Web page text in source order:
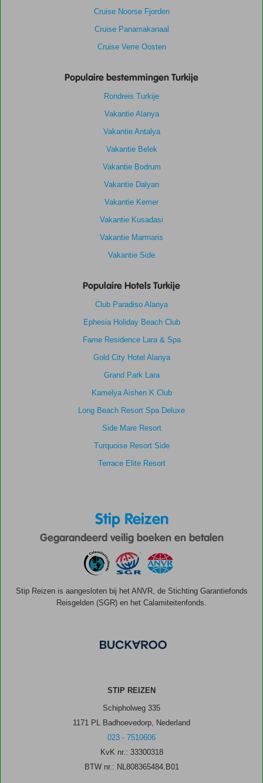
Cruise Noorse Fjorden
Cruise Panamakanaal
Cruise Verre Oosten
Populaire bestemmingen Turkije
Rondreis Turkije
Vakantie Alanya
Vakantie Antalya
Vakantie Belek
Vakantie Bodrum
Vakantie Dalyan
Vakantie Kemer
Vakantie Kusadasi
Vakantie Marmaris
Vakantie Side
Populaire Hotels Turkije
Club Paradiso Alanya
Ephesia Holiday Beach Club
Fame Residence Lara & Spa
Gold City Hotel Alanya
Grand Park Lara
Kamelya Aishen K Club
Long Beach Resort Spa Deluxe
Side Mare Resort
Turquoise Resort Side
Terrace Elite Resort
Stip Reizen
Gegarandeerd veilig boeken en betalen
Stip Reizen is aangesloten bij het ANVR, de Stichting Garantiefonds
Reisgelden (SGR) en het Calamiteitenfonds.
STIP REIZEN
Schipholweg 335
1171 PL Badhoevedorp, Nederland
023 - 7510606
KvK nr.: 33300318
BTW nr.: NL808365484.B01